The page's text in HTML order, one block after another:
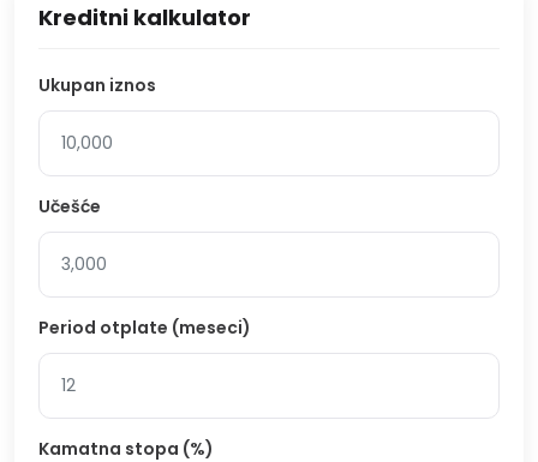
Kreditni kalkulator
Ukupan iznos
Učešće
Period otplate (meseci)
Kamatna stopa (%)